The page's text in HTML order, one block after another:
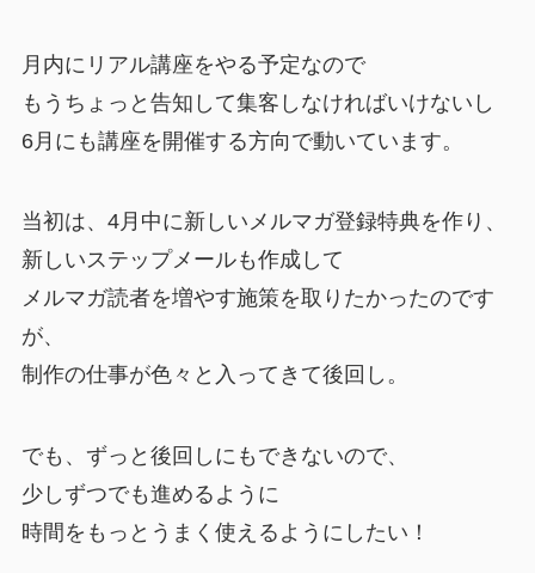
月内にリアル講座をやる予定なので
もうちょっと告知して集客しなければいけないし
6月にも講座を開催する方向で動いています。
当初は、4月中に新しいメルマガ登録特典を作り、
新しいステップメールも作成して
メルマガ読者を増やす施策を取りたかったのです
が、
制作の仕事が色々と入ってきて後回し。
でも、ずっと後回しにもできないので、
少しずつでも進めるように
時間をもっとうまく使えるようにしたい！